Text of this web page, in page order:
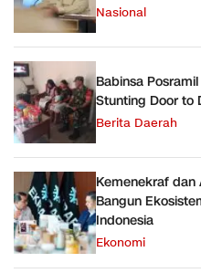
Nasional
Babinsa
Stunting Door to
Berita Daerah
Kemenekraf dan
Bangun
Indonesia
Ekonomi